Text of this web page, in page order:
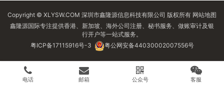
Copyright © XLYSW.COM 深圳市鑫隆源信息科技有限公司 版权所有 网站地图
鑫隆源国际专注提供香港、新加坡、海外公司注册、秘书服务、做账审计及银
行开户等一站式服务。
粤ICP备17115916号-3
粤公网安备44030002007556号
电话 邮箱 公众号 客服